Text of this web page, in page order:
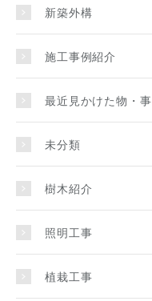
新築外構
施工事例紹介
最近見かけた物・事
未分類
樹木紹介
照明工事
植栽工事